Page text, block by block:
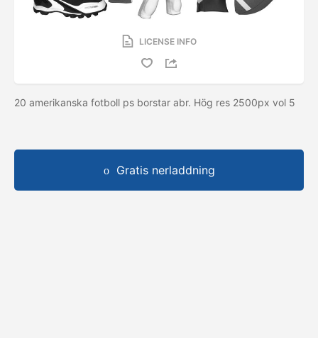
LICENSE INFO
20 amerikanska fotboll ps borstar abr. Hög res 2500px vol 5
Gratis nerladdning